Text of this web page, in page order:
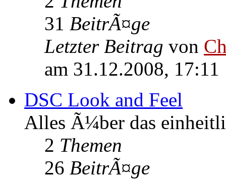
31 BeitrÃ¤ge
Letzter Beitrag von
am 31.12.2008, 17:11
DSC Look and Feel
Alles Ã¼ber das
2 Themen
26 BeitrÃ¤ge